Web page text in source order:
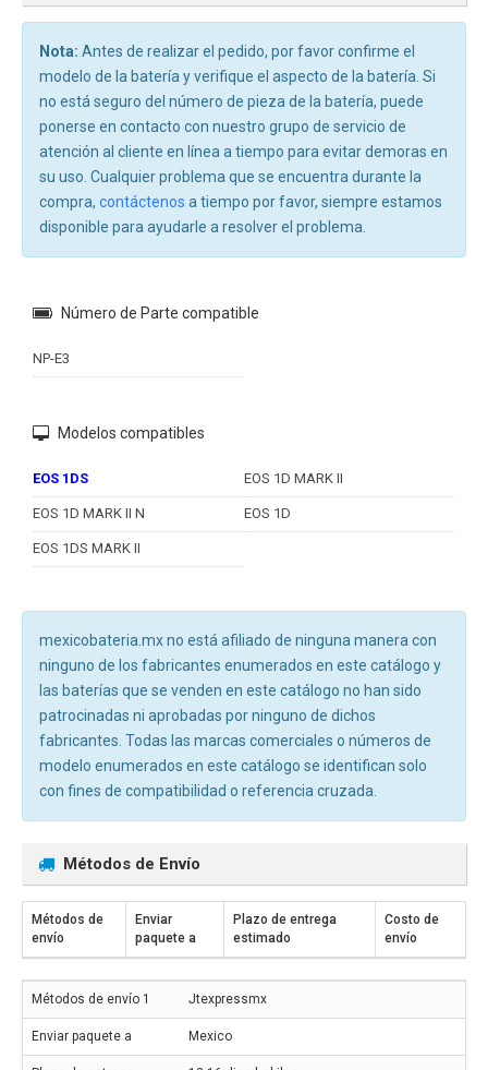
Nota: Antes de realizar el pedido, por favor confirme el
modelo de la batería y verifique el aspecto de la batería. Si
no está seguro del número de pieza de la batería, puede
ponerse en contacto con nuestro grupo de servicio de
atención al cliente en línea a tiempo para evitar demoras en
su uso. Cualquier problema que se encuentra durante la
compra, contáctenos a tiempo por favor, siempre estamos
disponible para ayudarle a resolver el problema.
Número de Parte compatible
NP-E3
Modelos compatibles
EOS 1DS EOS 1D MARK II
EOS 1D MARK II N EOS 1D
EOS 1DS MARK II
mexicobateria.mx no está afiliado de ninguna manera con
ninguno de los fabricantes enumerados en este catálogo y
las baterías que se venden en este catálogo no han sido
patrocinadas ni aprobadas por ninguno de dichos
fabricantes. Todas las marcas comerciales o números de
modelo enumerados en este catálogo se identifican solo
con fines de compatibilidad o referencia cruzada.
Métodos de Envío
Métodos de
envío
Enviar
paquete a
Plazo de entrega
estimado
Costo de
envío
Jtexpressmx
Mexico